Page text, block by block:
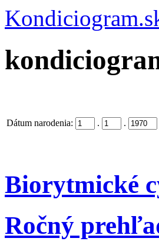
Dátum narodenia: . .
Biorytmické
Ročný